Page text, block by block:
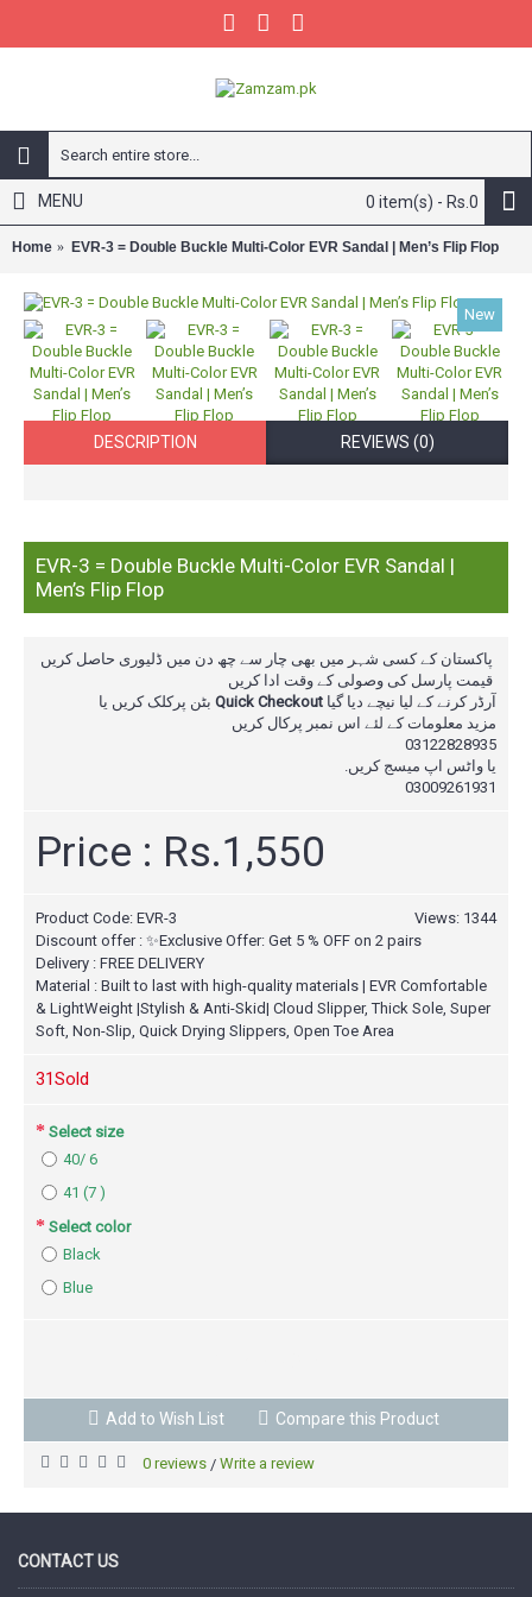
0 item(s) - Rs.0
MENU
Home EVR-3 = Double Buckle Multi-Color EVR Sandal | Men’s Flip Flop
New
DESCRIPTION REVIEWS (0)
EVR-3 = Double Buckle Multi-Color EVR Sandal |
Men’s Flip Flop
آرڈر کرنے کے لیا نیچے دیا گیا Quick Checkout بٹن پرکلک کریں یا
مزید معلومات کے لئے اس نمبر پرکالکریں
03122828935
یا واٹس اپ میسج کریں.
03009261931
Price : Rs.1,550
Views: 1344
Product Code: EVR-3
Discount offer : ✨Exclusive Offer: Get 5 % OFF on 2 pairs
Delivery : FREE DELIVERY
Material : Built to last with high-quality materials | EVR Comfortable
& LightWeight |Stylish & Anti-Skid| Cloud Slipper, Thick Sole, Super
Soft, Non-Slip, Quick Drying Slippers, Open Toe Area
31Sold
Select size
40/ 6
41 (7 )
Select color
Black
Blue
Add to Wish List Compare this Product
0 reviews / Write a review
CONTACT US